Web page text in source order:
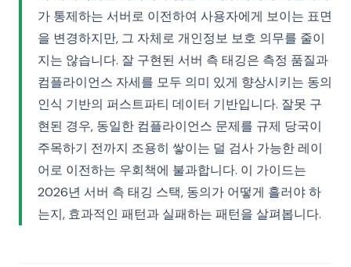
가 통제하는 서버로 이전하여 사용자에게 보이는 표면
을 변경하지만, 그 자체로 개인정보 보호 의무를 줄이
지는 않습니다. 잘 구현된 서버 측 태깅은 측정 품질과
컴플라이언스 자세를 모두 의미 있게 향상시키는 동의
인식 기반의 퍼스트파티 데이터 기반입니다. 잘못 구
현된 경우, 동일한 컴플라이언스 문제를 규제 당국이
주목하기 전까지 조용히 쌓이는 덜 검사 가능한 레이
어로 이전하는 우회책에 불과합니다. 이 가이드는
2026년 서버 측 태깅 스택, 동의가 어떻게 흘러야 하
는지, 효과적인 패턴과 실패하는 패턴을 살펴봅니다.